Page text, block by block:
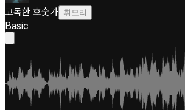
고독한 호숫가 휘모리
Basic